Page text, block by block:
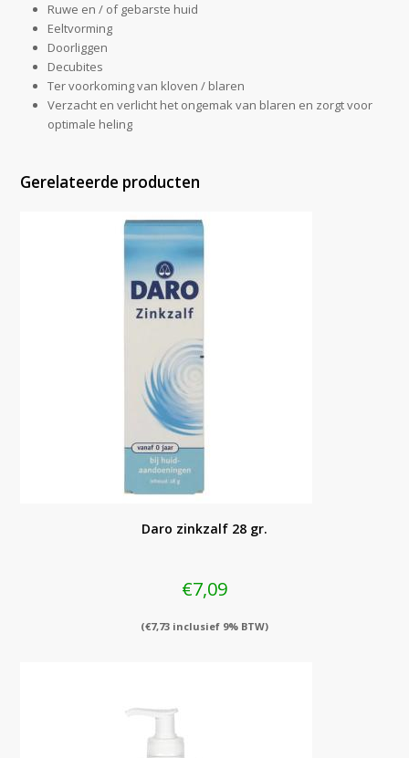
Ruwe en / of gebarste huid
Eeltvorming
Doorliggen
Decubites
Ter voorkoming van kloven / blaren
Verzacht en verlicht het ongemak van blaren en zorgt voor
optimale heling
Gerelateerde producten
Daro zinkzalf 28 gr.
€7,09
(€7,73 inclusief 9% BTW)